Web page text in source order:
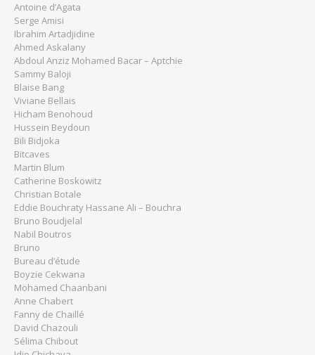
Antoine d’Agata
Serge Amisi
Ibrahim Artadjidine
Ahmed Askalany
Abdoul Anziz Mohamed Bacar – Aptchie
Sammy Baloji
Blaise Bang
Viviane Bellais
Hicham Benohoud
Hussein Beydoun
Bili Bidjoka
Bitcaves
Martin Blum
Catherine Boskowitz
Christian Botale
Eddie Bouchraty Hassane Ali – Bouchra
Bruno Boudjelal
Nabil Boutros
Bruno
Bureau d’étude
Boyzie Cekwana
Mohamed Chaanbani
Anne Chabert
Fanny de Chaillé
David Chazouli
Sélima Chibout